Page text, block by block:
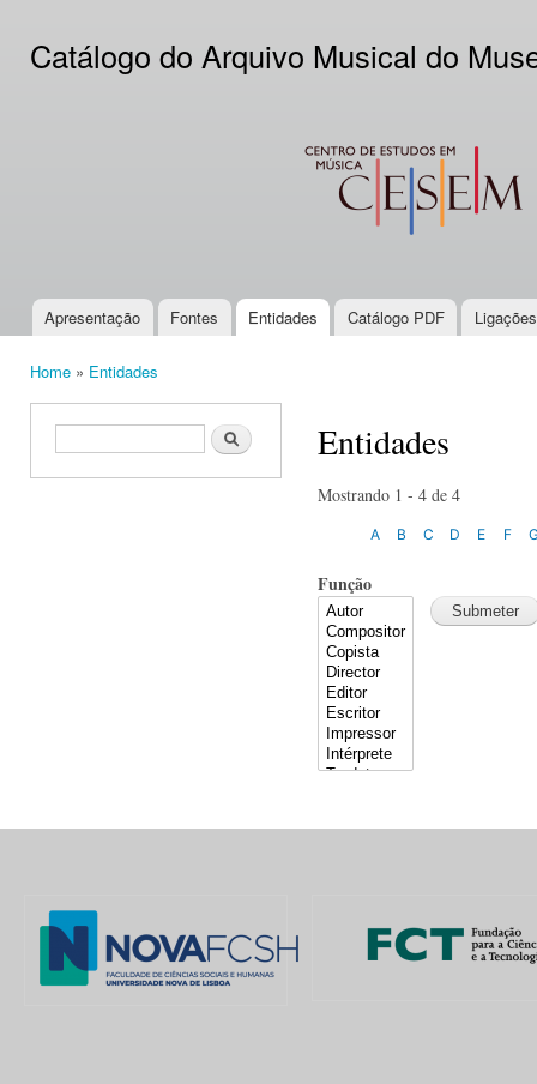
Catálogo do Arquivo Musical do
CESEM
Main menu
Apresentação Fontes Entidades Catálogo PDF
Home » Entidades
Search form Search Entidades
Mostrando 1 - 4 de 4
A B C D E F
Função